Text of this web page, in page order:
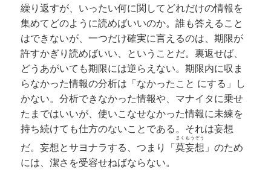
繰り返すが、いったい何に関してどれだけの情報を
集めてどのように読めばいいのか。誰も答えること
はできないが、一つだけ確実に言えるのは、期限が
許すかぎり読めばいい、ということだ。裏返せば、
どうあがいても期限には逆らえない。期限内に収ま
らなかった情報の分析は「なかったこと にする」し
かない。分析できなかった情報や、マナイタに乗せ
たまではいいが、使いこなせなかった情報に未練を
持ち続けても仕方のないことである。それは妄想
だ。妄想とサヨナラする、つまり「莫妄想
まくもうぞう
」のため
には、潔さを受容せねばならない。